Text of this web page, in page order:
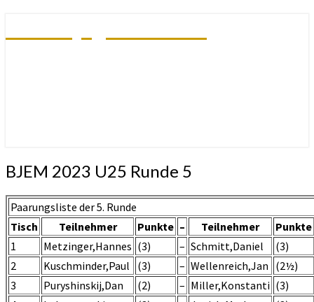
BJEM
2023
U25
Runde
BJEM 2023 U25 Runde 5
Paarungsliste der 5. Runde
Tisch
Teilnehmer Punkte – Teilnehmer
Punkte
1
Metzinger,Hannes (3) – Schmitt,Daniel
(3)
2
Kuschminder,Paul (3) – Wellenreich,Jan (2½)
3
Puryshinskij,Dan (2) – Miller,Konstanti (3)